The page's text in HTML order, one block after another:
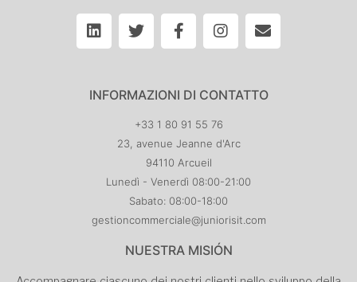
INFORMAZIONI DI CONTATTO
+33 1 80 91 55 76
23, avenue Jeanne d'Arc
94110 Arcueil
Lunedì - Venerdì 08:00-21:00
Sabato: 08:00-18:00
gestioncommerciale@juniorisit.com
NUESTRA MISIÓN